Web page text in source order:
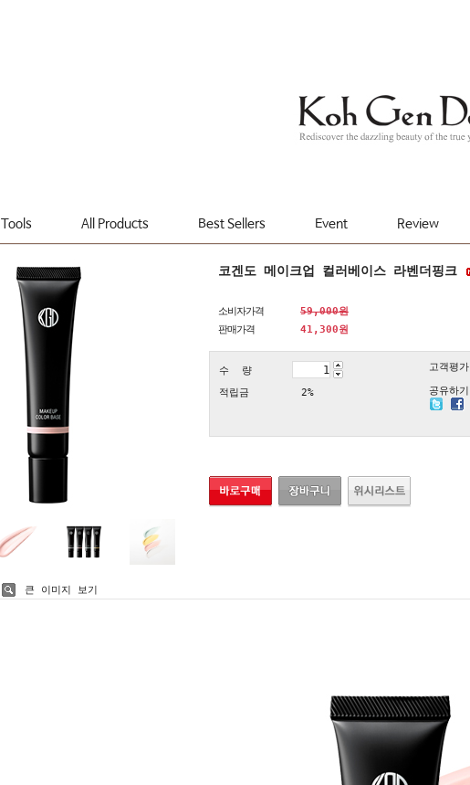
Tools All Products Best Sellers Event Review
큰 이미지 보기
코겐도 메이크업 컬러베이스 라벤더핑크
소비자가격
59,000원
판매가격
41,300원
수 량
적립금
2%
고객평가
공유하기